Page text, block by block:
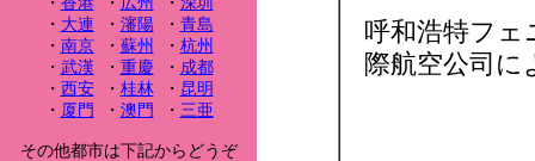
・ 大連 ・ 瀋陽・ 青島
・ 南京・ 蘇州 ・ 杭州
・ 武漢 ・ 重慶 ・ 成都
・ 西安・ 桂林・ 昆明
・ 厦門 ・ 澳門 ・ 三亜
その他都市は下記からどうぞ
呼和浩特フェ
際航空公司